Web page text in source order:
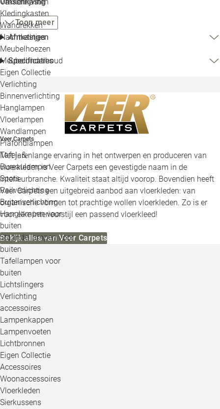
Kledingkasten
Wandrekken
Nachtkastjes
Meubelhoezen
Meubelonderhoud
Eigen Collectie
Verlichting
Binnenverlichting
Hanglampen
Vloerlampen
Wandlampen
Plafondlampen
Tafel- &
Bureaulampen
Spots
Railverlichting
Buitenverlichting
Hanglampen voor
buiten
Staande lampen voor
buiten
Tafellampen voor
buiten
Lichtslingers
Verlichting
accessoires
Lampenkappen
Lampenvoeten
Lichtbronnen
Eigen Collectie
Accessoires
Woonaccessoires
Vloerkleden
Sierkussens
Toon meer
Afmetingen
Specificaties
Veer Carpets
Met jarenlange ervaring in het ontwerpen en produceren van
vloerkleden is Veer Carpets een gevestigde naam in de
interieurbranche. Kwaliteit staat altijd voorop. Bovendien heeft
Veer Carpets een uitgebreid aanbod aan vloerkleden: van
organische vormen tot prachtige wollen vloerkleden. Zo is er
voor elke interieurstijl een passend vloerkleed!
Bekijk alles van Veer Carpets